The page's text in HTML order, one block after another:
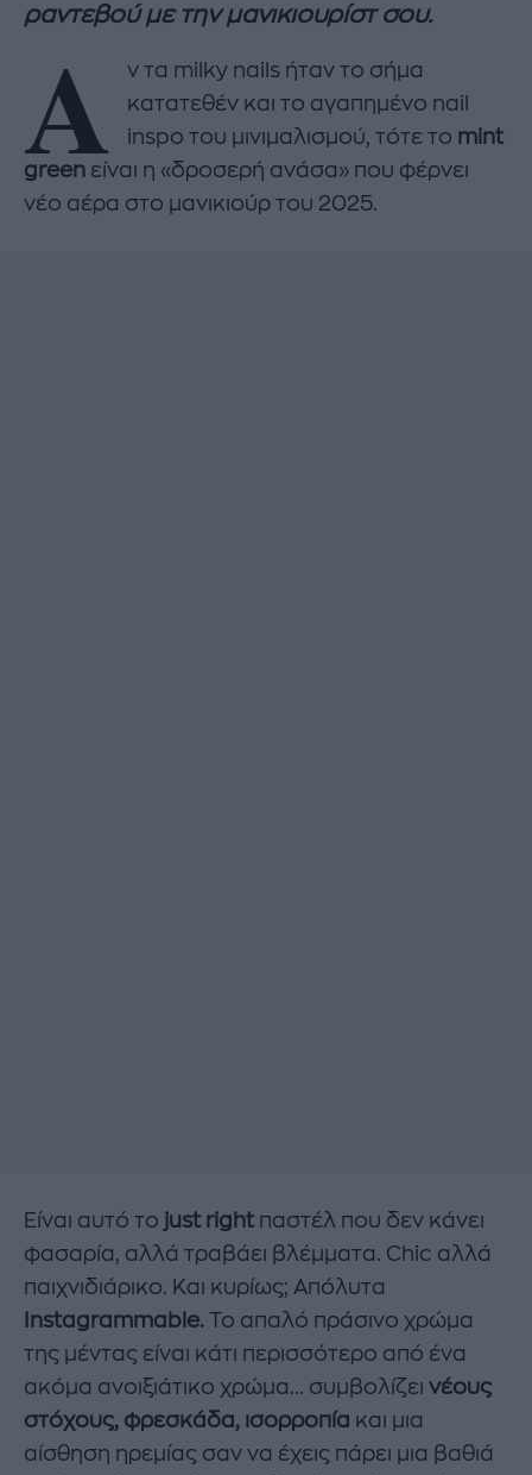
ραντεβού με την μανικιουρίστ σου.
Α
ν τα milky nails ήταν το σήμα
κατατεθέν και το αγαπημένο nail
inspo του μινιμαλισμού, τότε το mint
green είναι η «δροσερή ανάσα» που φέρνει
νέο αέρα στο μανικιούρ του 2025.
Είναι αυτό το just right παστέλ που δεν κάνει
φασαρία, αλλά τραβάει βλέμματα. Chic αλλά
παιχνιδιάρικο. Και κυρίως; Απόλυτα
Instagrammable. Το απαλό πράσινο χρώμα
της μέντας είναι κάτι περισσότερο από ένα
ακόμα ανοιξιάτικο χρώμα... συμβολίζει νέους
στόχους, φρεσκάδα, ισορροπία και μια
αίσθηση ηρεμίας σαν να έχεις πάρει μια βαθιά